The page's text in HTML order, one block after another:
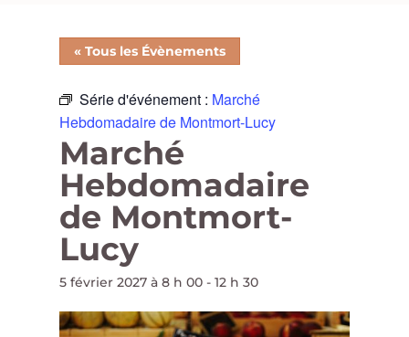
« Tous les Évènements
Série d'événement : Marché
Hebdomadaire de Montmort-Lucy
Marché
Hebdomadaire
de Montmort-
Lucy
5 février 2027 à 8 h 00- 12 h 30